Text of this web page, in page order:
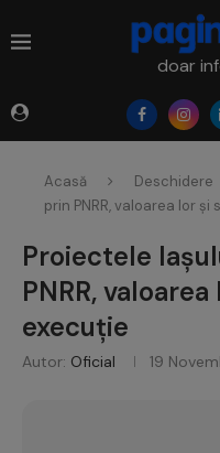
doar
Acasă Deschidere
prin PNRR, valoarea lor
Proiectele
PNRR,
execuție
Autor: Oficial 19